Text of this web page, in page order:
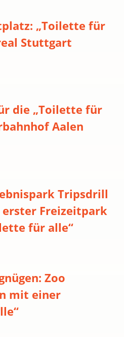
„Toilette für
Stuttgart
die „Toilette für
Aalen
Tripsdrill
Freizeitpark
für alle“
Zoo
mit einer